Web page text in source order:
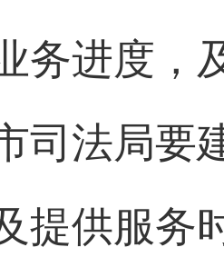
务进度，
司法局要
提供服务